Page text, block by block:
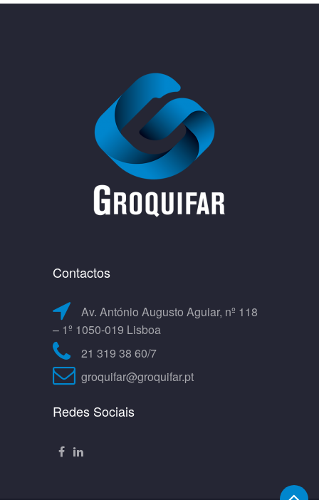
Contactos
Av. António Augusto Aguiar, nº 118
– 1º 1050-019 Lisboa
21 319 38 60/7
groquifar@groquifar.pt
Redes Sociais